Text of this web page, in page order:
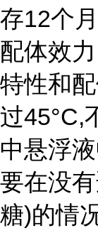
存12个
配体效
特性和
过45°C,
中悬浮
要在没
糖)的情